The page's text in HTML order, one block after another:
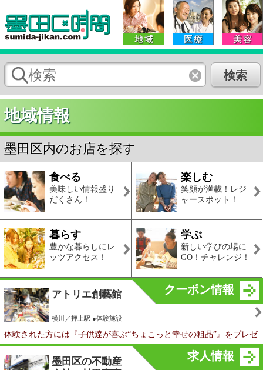
地域情報
墨田区内のお店を探す
食べる
だくさん！
ャースポット！
豊かな暮らしにレ
ッツアクセス！
新しい学びの場に
GO！チャレンジ！
クーポン情報
アトリエ創藝館
横川／押上駅 ●体験施設
体験された方には『子供達が喜ぶ“ちょこっと幸せの粗品”』をプレゼ
ント！！
求人情報
墨田区の不動産
会社 村田商事
（株）
設計 ●保険 ●損害保険
［職種］総合事務・営業［給与］月給24万円以上［雇用形態］正社員
区内で活躍する元気なオーナー達のインタビュー
医療情報
墨田区内のお医者さんを探す